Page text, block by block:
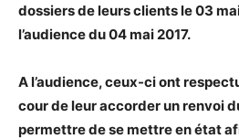
dossiers de leurs clients le 03
l’audience du 04 mai 2017.
A l’audience, ceux-ci ont
cour de leur accorder un renvoi
permettre de se mettre en état